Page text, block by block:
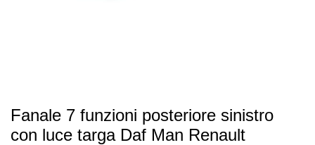
Fanale 7 funzioni posteriore sinistro
con luce targa Daf Man Renault